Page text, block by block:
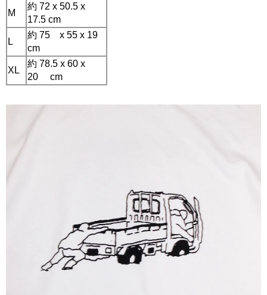
M
約 72 x 50.5 x
17.5 cm
L
約 75 x 55 x 19
cm
XL
約 78.5 x 60 x
20 cm